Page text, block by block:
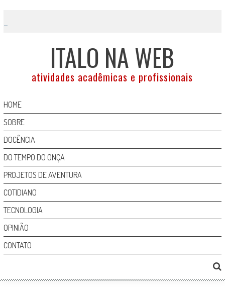
content
ITALO NA WEB
atividades acadêmicas e profissionais
HOME
SOBRE
DOCÊNCIA
DO TEMPO DO ONÇA
PROJETOS DE AVENTURA
COTIDIANO
TECNOLOGIA
OPINIÃO
CONTATO